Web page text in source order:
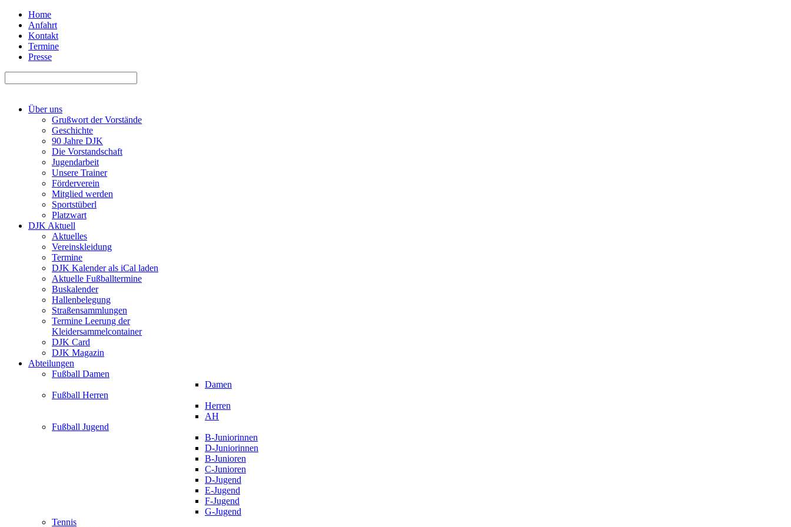
Home
Anfahrt
Kontakt
Termine
Presse
Über uns
Grußwort der Vorstände
Geschichte
90 Jahre DJK
Die Vorstandschaft
Jugendarbeit
Unsere Trainer
Förderverein
Mitglied werden
Sportstüberl
Platzwart
DJK Aktuell
Aktuelles
Vereinskleidung
Termine
DJK Kalender als iCal laden
Aktuelle Fußballtermine
Buskalender
Hallenbelegung
Straßensammlungen
Termine Leerung der
Kleidersammelcontainer
DJK Card
DJK Magazin
Abteilungen
Fußball Damen
Damen
Fußball Herren
Herren
AH
Fußball Jugend
B-Juniorinnen
D-Juniorinnen
B-Junioren
C-Junioren
D-Jugend
E-Jugend
F-Jugend
G-Jugend
Tennis